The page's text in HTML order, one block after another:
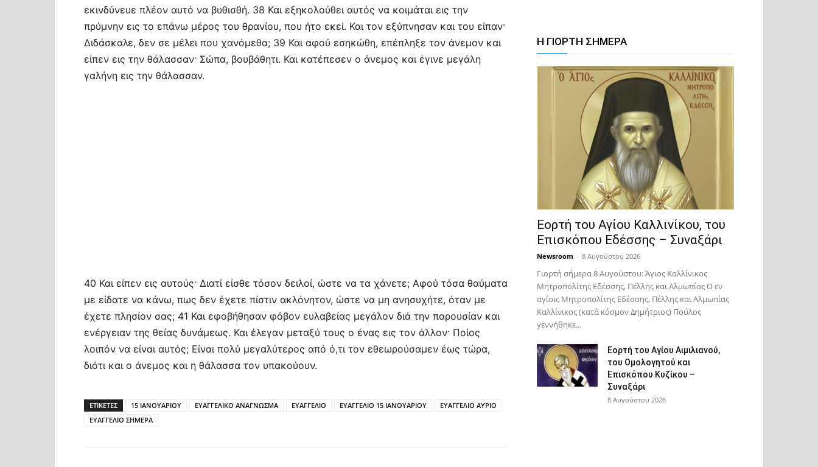
εκινδύνευε πλέον αυτό να βυθισθή. 38 Και εξηκολούθει αυτός να κοιμάται εις την
πρύμνην εις το επάνω μέρος του θρανίου, που ήτο εκεί. Και τον εξύπνησαν και του είπαν·
Διδάσκαλε, δεν σε μέλει που χανόμεθα; 39 Και αφού εσηκώθη, επέπληξε τον άνεμον και
είπεν εις την θάλασσαν· Σώπα, βουβάθητι. Και κατέπεσεν ο άνεμος και έγινε μεγάλη
γαλήνη εις την θάλασσαν.
40 Και είπεν εις αυτούς· Διατί είσθε τόσον δειλοί, ώστε να τα χάνετε; Αφού τόσα θαύματα
με είδατε να κάνω, πως δεν έχετε πίστιν ακλόνητον, ώστε να μη ανησυχήτε, όταν με
έχετε πλησίον σας; 41 Και εφοβήθησαν φόβον ευλαβείας μεγάλον διά την παρουσίαν και
ενέργειαν της θείας δυνάμεως. Και έλεγαν μεταξύ τους ο ένας εις τον άλλον· Ποίος
λοιπόν να είναι αυτός; Είναι πολύ μεγαλύτερος από ό,τι τον εθεωρούσαμεν έως τώρα,
διότι και ο άνεμος και η θάλασσα τον υπακούουν.
ΕΤΙΚΕΤΕΣ 15 ΙΑΝΟΥΑΡΙΟΥ ΕΥΑΓΓΕΛΙΚΟ ΑΝΑΓΝΩΣΜΑ ΕΥΑΓΓΕΛΙΟ ΕΥΑΓΓΕΛΙΟ 15 ΙΑΝΟΥΑΡΙΟΥ
ΕΥΑΓΓΕΛΙΟ ΑΥΡΙΟ
ΕΥΑΓΓΕΛΙΟ ΣΗΜΕΡΑ
Η ΓΙΟΡΤΗ ΣΗΜΕΡΑ
Εορτή του Αγίου Καλλινίκου, του
Επισκόπου Εδέσσης – Συναξάρι
Newsroom - 8 Αυγούστου 2026
Γιορτή σήμερα 8 Αυγούστου: Άγιος Καλλίνικος
Μητροπολίτης Εδέσσης, Πέλλης και Αλμωπίας Ο εν
αγίοις Μητροπολίτης Εδέσσης, Πέλλης και Αλμωπίας
Καλλίνικος (κατά κόσμον Δημήτριος) Πούλος
γεννήθηκε...
Εορτή του Αγίου Αιμιλιανού,
του Ομολογητού και
Επισκόπου Κυζίκου –
Συναξάρι
8 Αυγούστου 2026